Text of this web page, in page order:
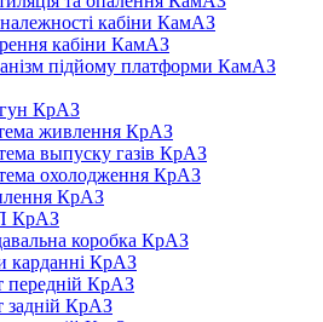
кабіни КамАЗ
кабіни КамАЗ
підйому платформи КамАЗ
КрАЗ
живлення КрАЗ
выпуску газів КрАЗ
охолодження КрАЗ
КрАЗ
КрАЗ
коробка КрАЗ
карданні КрАЗ
передній КрАЗ
задній КрАЗ